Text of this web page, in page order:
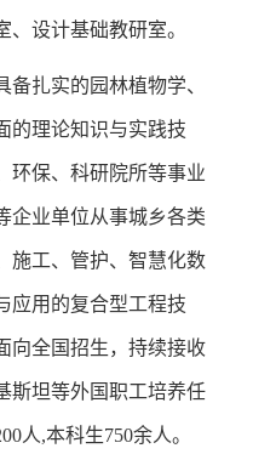
设计基础教研室。
扎实的园林植物学、
的理论知识与实践技
环保、科研院所等事业
企业单位从事城乡各类
施工、管护、智慧化数
应用的复合型工程技
向全国招生，持续接收
斯坦等外国职工培养任
人,本科生750余人。